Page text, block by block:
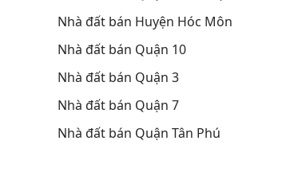
Nhà đất bán Huyện Hóc Môn
Nhà đất bán Quận 10
Nhà đất bán Quận 3
Nhà đất bán Quận 7
Nhà đất bán Quận Tân Phú